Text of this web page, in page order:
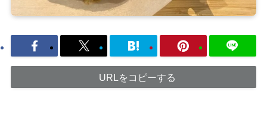
URLをコピーする